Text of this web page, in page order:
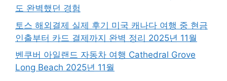
도 완벽했던 경험
토스 해외결제 실제 후기 미국 캐나다 여행 중 현금
인출부터 카드 결제까지 완벽 정리 2025년 11월
벤쿠버 아일랜드 자동차 여행 Cathedral Grove
Long Beach 2025년 11월